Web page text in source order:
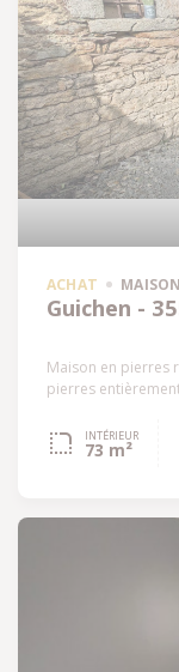
ACHAT MAISON
Guichen -
Maison en pierres
pierres
INTÉRIEUR
73 m²